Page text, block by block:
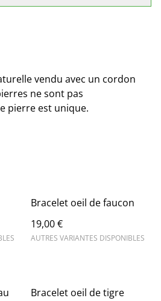
vendu avec un cordon
ne sont pas
pierre est unique.
Bracelet oeil de faucon
19,00 €
AUTRES VARIANTES DISPONIBLES
Bracelet oeil de tigre